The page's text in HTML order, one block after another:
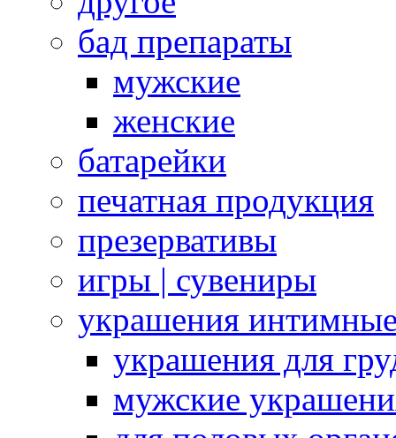
бад препараты
мужские
женские
батарейки
печатная продукция
презервативы
игры | сувениры
украшения
украшения для
мужские